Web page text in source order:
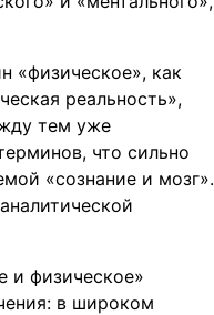
«физическое», как
реальность»,
тем уже
что сильно
«сознание и мозг».
и физическое»
в широком